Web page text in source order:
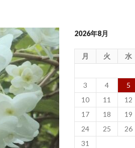
2026年8月
月 火 水
3
4 5
10
11 12
17
18 19
24
25 26
31